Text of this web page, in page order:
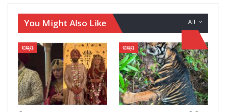
All
You Might Also Like
ରାଜ୍ୟ ରାଜ୍ୟ